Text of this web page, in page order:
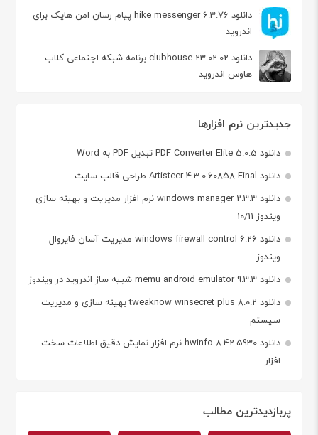
دانلود hike messenger 6.3.76 پیام‌ رسان‌ امن هایک برای
اندروید
دانلود clubhouse 23.02.02 برنامه شبکه اجتماعی کلاب
هاوس اندروید
جدیدترین نرم افزارها
دانلود PDF Converter Elite 5.0.5 تبدیل PDF به Word
دانلود Artisteer 4.3.0.60858 Final طراحی قالب سایت
دانلود windows manager 2.3.3 نرم افزار مدیریت و بهینه سازی
ویندوز 10/11
دانلود windows firewall control 6.26 مدیریت آسان فایروال
ویندوز
دانلود memu android emulator 9.3.3 شبیه ساز اندروید در ویندوز
دانلود tweaknow winsecret plus 8.0.2 بهینه سازی و مدیریت
سیستم
دانلود hwinfo 8.42.5930 نرم افزار نمایش دقیق اطلاعات سخت
افزار
پربازدیدترین مطالب